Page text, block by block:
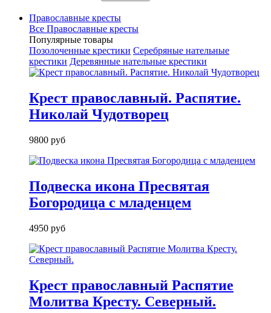
Православные кресты
Все Православные кресты
Популярные товары
Позолоченные крестики Серебряные нательные
крестики Деревянные нательные крестики
Крест православный. Распятие.
Николай Чудотворец
9800 руб
Подвеска икона Пресвятая
Богородица с младенцем
4950 руб
Крест православный Распятие
Молитва Кресту. Северный.